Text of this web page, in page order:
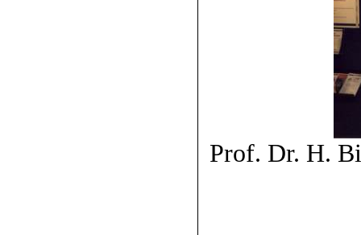
Prof. Dr. H.